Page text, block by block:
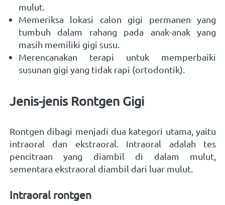
mulut.
Memeriksa lokasi calon gigi permanen yang
tumbuh dalam rahang pada anak-anak yang
masih memiliki gigi susu.
Merencanakan terapi untuk memperbaiki
susunan gigi yang tidak rapi (ortodontik).
Jenis-jenis Rontgen Gigi
Rontgen dibagi menjadi dua kategori utama, yaitu
intraoral dan ekstraoral. Intraoral adalah tes
pencitraan yang diambil di dalam mulut,
sementara ekstraoral diambil dari luar mulut.
Intraoral rontgen